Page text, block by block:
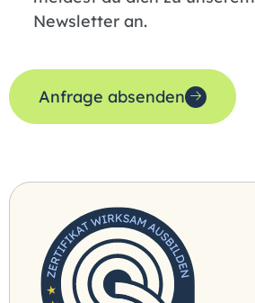
Newsletter an.
Anfrage absenden